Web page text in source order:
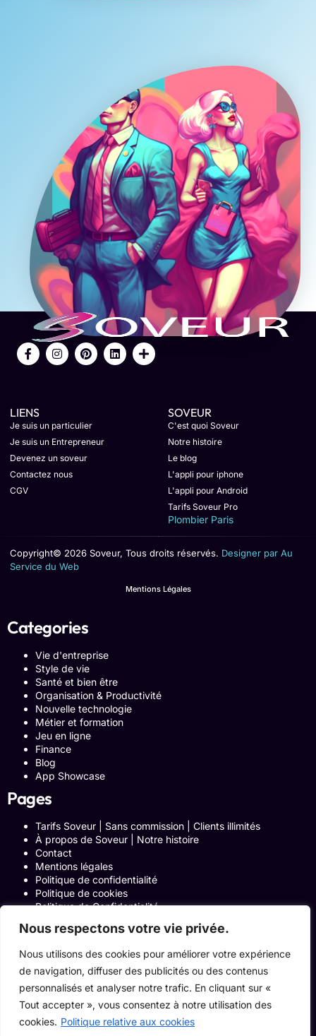
Nous respectons votre vie privée.
Nous utilisons des cookies pour améliorer votre expérience
de navigation, diffuser des publicités ou des contenus
personnalisés et analyser notre trafic. En cliquant sur «
Tout accepter », vous consentez à notre utilisation des
cookies. Politique relative aux cookies
LIENS
Je suis un particulier
Je suis un Entrepreneur
Devenez un soveur
Contactez nous
CGV
SOVEUR
C'est quoi Soveur
Notre histoire
Le blog
L'appli pour iphone
L'appli pour Android
Tarifs Soveur Pro
Plombier Paris
Copyright© 2026 Soveur, Tous droits réservés. Designer par Au
Service du Web
Mentions Légales
Categories
Vie d'entreprise
Style de vie
Santé et bien être
Organisation & Productivité
Nouvelle technologie
Métier et formation
Jeu en ligne
Finance
Blog
App Showcase
Pages
Tarifs Soveur | Sans commission | Clients illimités
À propos de Soveur | Notre histoire
Contact
Mentions légales
Politique de confidentialité
Politique de cookies
Politique de Confidentialité
Blog
Programme Affiliation
Conditions générales d’utilisation
ACCUEIL
Onglets Zone Affilié
Le Blog
Devenir pro